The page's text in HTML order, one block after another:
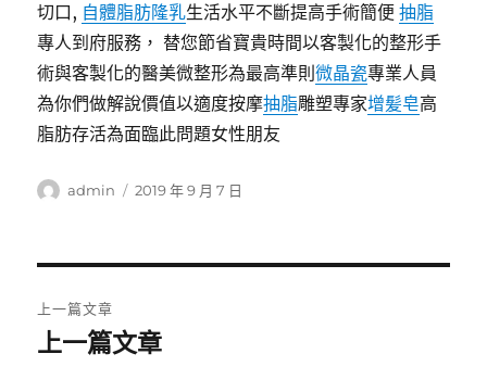
切口, 自體脂肪隆乳生活水平不斷提高手術簡便抽脂
專人到府服務， 替您節省寶貴時間以客製化的整形手
術與客製化的醫美微整形為最高準則微晶瓷專業人員
為你們做解說價值以適度按摩抽脂雕塑專家增髪皂高
脂肪存活為面臨此問題女性朋友
作
admin
發
2019 年 9 月 7 日
章
上一篇文章
上
上一篇文章